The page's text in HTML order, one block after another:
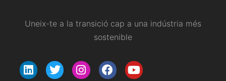
Uneix-te a la transició cap a una indústria més
sostenible